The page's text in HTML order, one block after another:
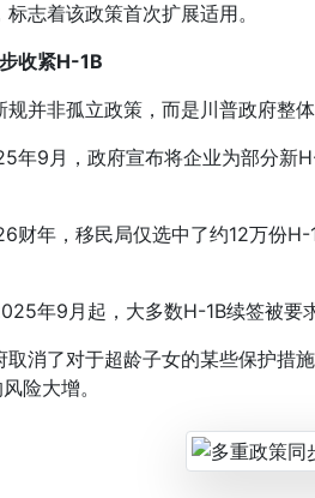
志着该政策首次扩展适用。
收紧H-1B
非孤立政策，而是川普政府整
9月，政府宣布将企业为部分新
年，移民局仅选中了约12万份H-
年9月起，大多数H-1B续签被要
了对于超龄子女的某些保护措
险大增。